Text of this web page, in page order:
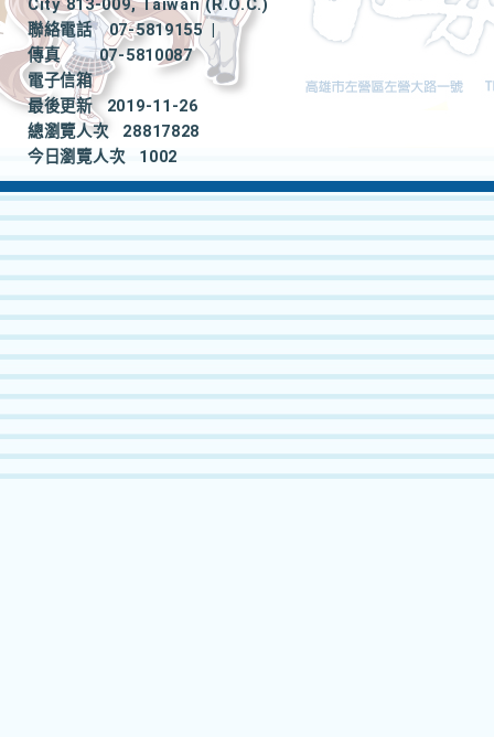
City 813-009, Taiwan (R.O.C.)
聯絡電話
07-5819155
|
傳真
07-5810087
電子信箱
最後更新
2019-11-26
總瀏覽人次
28817828
今日瀏覽人次
1002